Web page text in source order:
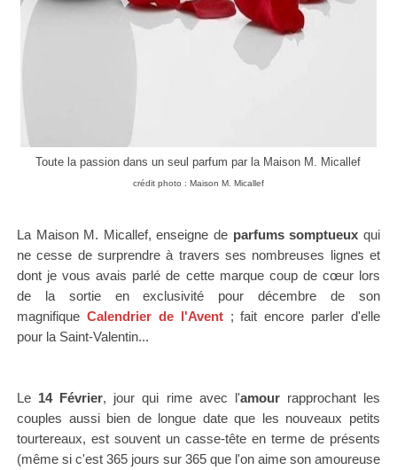
Toute la passion dans un seul parfum par la Maison M. Micallef
crédit photo : Maison M. Micallef
La Maison M. Micallef, enseigne de parfums somptueux qui
ne cesse de surprendre à travers ses nombreuses lignes et
dont je vous avais parlé de cette marque coup de cœur lors
dela sortie en exclusivité pour décembre de son
magnifique Calendrier de l'Avent ; fait encore parler d'elle
pour la Saint-Valentin...
Le 14 Février, jour qui rime avec l'amourrapprochant les
couples aussi bien de longue date que les nouveaux petits
tourtereaux, est souvent un casse-tête en terme de présents
(même si c'est 365 jours sur 365 que l'on aime son amoureuse